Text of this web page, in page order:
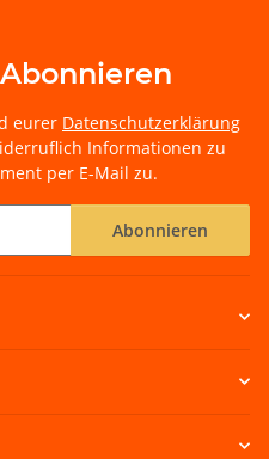
eurer Datenschutzerklärung
Informationen zu
per E-Mail zu.
Abonnieren